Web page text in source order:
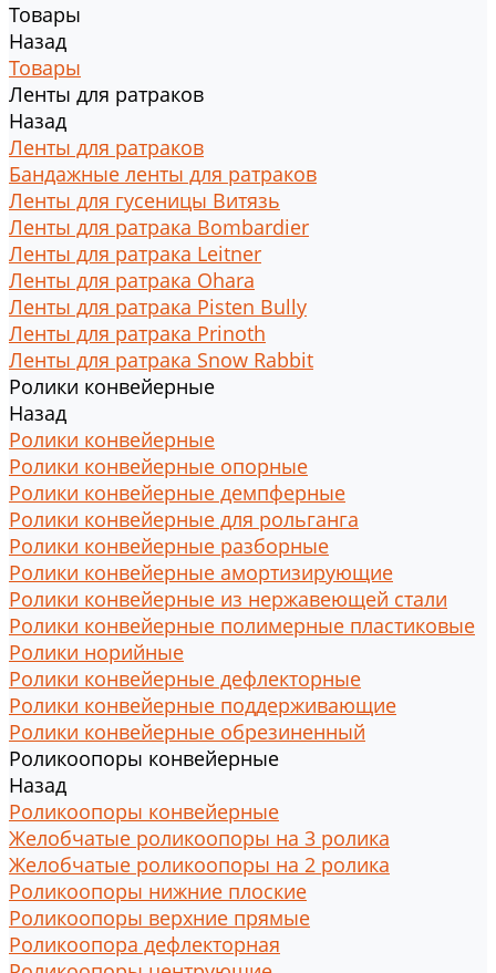
Товары
Назад
Товары
Ленты для ратраков
Назад
Ленты для ратраков
Бандажные ленты для ратраков
Ленты для гусеницы Витязь
Ленты для ратрака Bombardier
Ленты для ратрака Leitner
Ленты для ратрака Ohara
Ленты для ратрака Pisten Bully
Ленты для ратрака Prinoth
Ленты для ратрака Snow Rabbit
Ролики конвейерные
Назад
Ролики конвейерные
Ролики конвейерные опорные
Ролики конвейерные демпферные
Ролики конвейерные для рольганга
Ролики конвейерные разборные
Ролики конвейерные амортизирующие
Ролики конвейерные из нержавеющей стали
Ролики конвейерные полимерные пластиковые
Ролики норийные
Ролики конвейерные дефлекторные
Ролики конвейерные поддерживающие
Ролики конвейерные обрезиненный
Роликоопоры конвейерные
Назад
Роликоопоры конвейерные
Желобчатые роликоопоры на 3 ролика
Желобчатые роликоопоры на 2 ролика
Роликоопоры нижние плоские
Роликоопоры верхние прямые
Роликоопора дефлекторная